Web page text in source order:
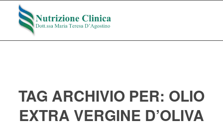
TAG ARCHIVIO PER: OLIO
EXTRA VERGINE D’OLIVA